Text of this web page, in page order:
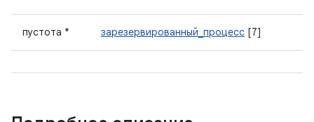
пустота * зарезервированный_процесс [7]